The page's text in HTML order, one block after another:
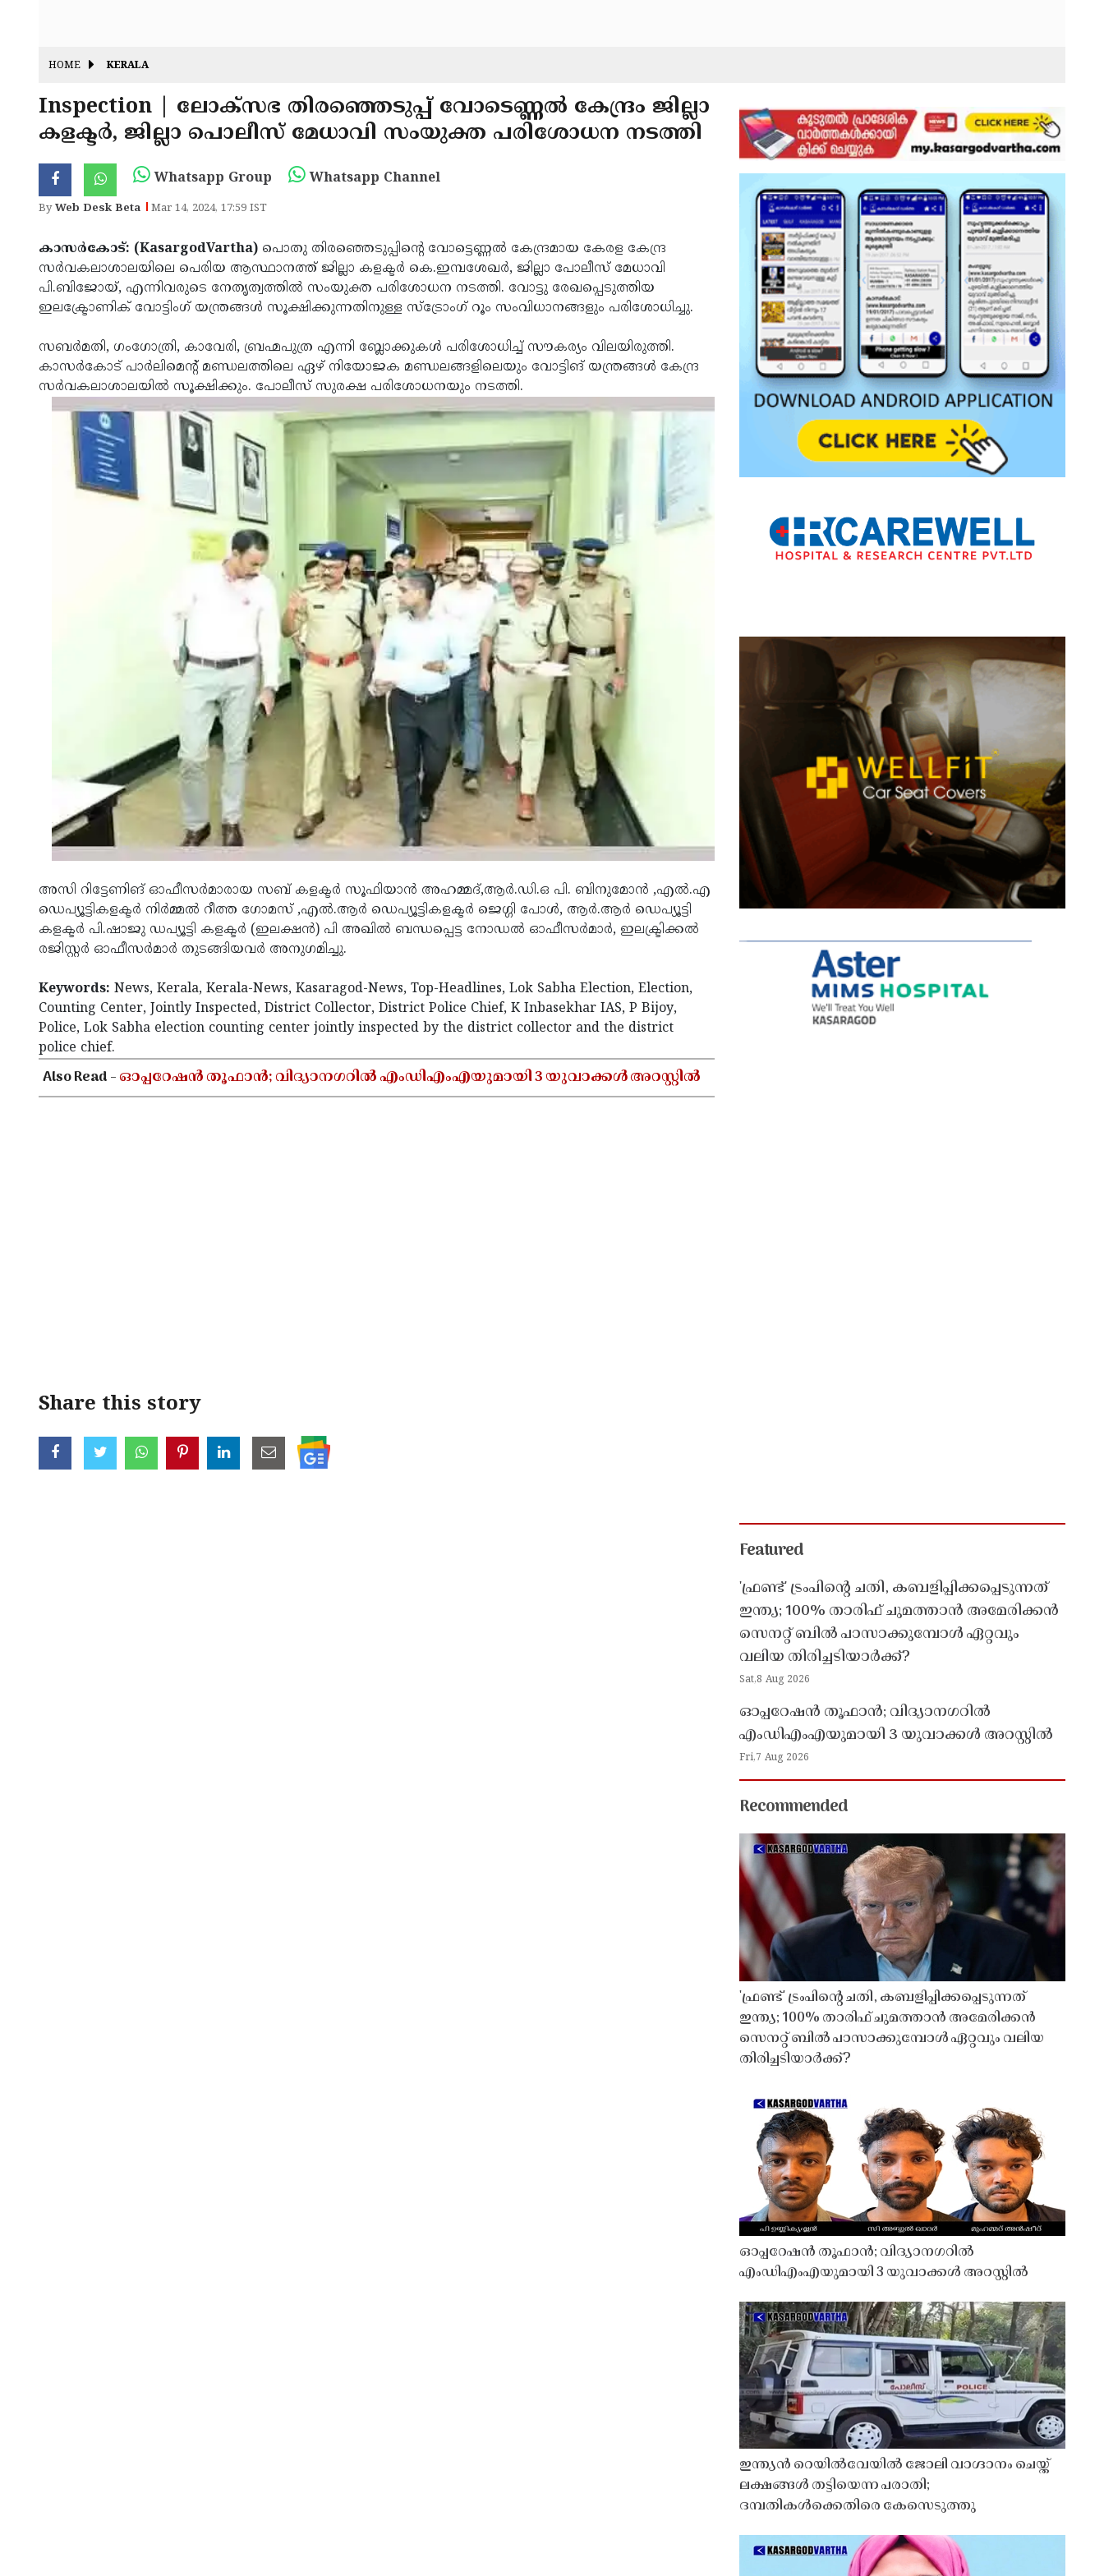
HOME KERALA
Inspection | ലോക്‌സഭ തിരഞ്ഞെടുപ്പ് വോടെണ്ണല്‍ കേന്ദ്രം ജില്ലാ
കളക്ടര്‍, ജില്ലാ പൊലീസ് മേധാവി സംയുക്ത പരിശോധന നടത്തി
Whatsapp Group Whatsapp Channel
ByWeb Desk Beta Mar 14, 2024, 17:59 IST
കാസര്‍കോട്: (KasargodVartha) പൊതു തിരഞ്ഞെടുപ്പിന്റെ വോട്ടെണ്ണല്‍ കേന്ദ്രമായ കേരള കേന്ദ്ര
സര്‍വകലാശാലയിലെ പെരിയ ആസ്ഥാനത്ത് ജില്ലാ കളക്ടര്‍ കെ.ഇമ്പശേഖര്‍, ജില്ലാ പോലീസ് മേധാവി
പി.ബിജോയ്, എന്നിവരുടെ നേതൃത്വത്തില്‍ സംയുക്ത പരിശോധന നടത്തി. വോട്ടു രേഖപ്പെടുത്തിയ
ഇലക്ട്രോണിക് വോട്ടിംഗ് യന്ത്രങ്ങള്‍ സൂക്ഷിക്കുന്നതിനുള്ള സ്‌ട്രോംഗ് റൂം സംവിധാനങ്ങളും പരിശോധിച്ചു.
സബര്‍മതി, ഗംഗോത്രി, കാവേരി, ബ്രഹ്മപുത്ര എന്നി ബ്ലോക്കുകള്‍ പരിശോധിച്ച് സൗകര്യം വിലയിരുത്തി.
കാസര്‍കോട് പാര്‍ലിമെന്റ് മണ്ഡലത്തിലെ ഏഴ് നിയോജക മണ്ഡലങ്ങളിലെയും വോട്ടിങ് യന്ത്രങ്ങള്‍ കേന്ദ്ര
സര്‍വകലാശാലയില്‍ സൂക്ഷിക്കും. പോലീസ് സുരക്ഷ പരിശോധനയും നടത്തി.
അസി റിട്ടേണിങ് ഓഫീസര്‍മാരായ സബ് കളക്ടര്‍ സൂഫിയാന്‍ അഹമ്മദ്,ആര്‍.ഡി.ഒ പി. ബിനുമോന്‍ ,എല്‍.എ
ഡെപ്യൂട്ടികളക്ടര്‍ നിര്‍മ്മല്‍ റീത്ത ഗോമസ് ,എല്‍.ആര്‍ ഡെപ്യൂട്ടികളക്ടര്‍ ജെഗ്ഗി പോള്‍, ആര്‍.ആര്‍ ഡെപ്യൂട്ടി
കളക്ടര്‍ പി.ഷാജു ഡപ്യൂട്ടി കളക്ടര്‍ (ഇലക്ഷന്‍) പി അഖില്‍ ബന്ധപ്പെട്ട നോഡല്‍ ഓഫീസര്‍മാര്‍, ഇലക്ട്രിക്കല്‍
രജിസ്റ്റര്‍ ഓഫീസര്‍മാര്‍ തുടങ്ങിയവര്‍ അനുഗമിച്ചു.
Keywords: News, Kerala, Kerala-News, Kasaragod-News, Top-Headlines, Lok Sabha Election, Election,
Counting Center, Jointly Inspected, District Collector, District Police Chief, K Inbasekhar IAS, P Bijoy,
Police, Lok Sabha election counting center jointly inspected by the district collector and the district
police chief.
Also Read -ഓപ്പറേഷൻ തൂഫാൻ; വിദ്യാനഗറിൽ എംഡിഎംഎയുമായി 3 യുവാക്കൾ അറസ്റ്റിൽ
Share this story
Featured
'ഫ്രണ്ട്' ട്രംപിന്റെ ചതി, കബളിപ്പിക്കപ്പെടുന്നത്
ഇന്ത്യ; 100% താരിഫ് ചുമത്താൻ അമേരിക്കൻ
സെനറ്റ് ബിൽ പാസാക്കുമ്പോൾ ഏറ്റവും
വലിയ തിരിച്ചടിയാർക്ക്?
Sat,8 Aug 2026
ഓപ്പറേഷൻ തൂഫാൻ; വിദ്യാനഗറിൽ
എംഡിഎംഎയുമായി 3 യുവാക്കൾ അറസ്റ്റിൽ
Fri,7 Aug 2026
Recommended
'ഫ്രണ്ട്' ട്രംപിന്റെ ചതി, കബളിപ്പിക്കപ്പെടുന്നത്
ഇന്ത്യ; 100% താരിഫ് ചുമത്താൻ അമേരിക്കൻ
സെനറ്റ് ബിൽ പാസാക്കുമ്പോൾ ഏറ്റവും വലിയ
തിരിച്ചടിയാർക്ക്?
ഓപ്പറേഷൻ തൂഫാൻ; വിദ്യാനഗറിൽ
എംഡിഎംഎയുമായി 3 യുവാക്കൾ അറസ്റ്റിൽ
ഇന്ത്യൻ റെയിൽവേയിൽ ജോലി വാഗ്ദാനം ചെയ്ത്
ലക്ഷങ്ങൾ തട്ടിയെന്ന പരാതി;
ദമ്പതികൾക്കെതിരെ കേസെടുത്തു